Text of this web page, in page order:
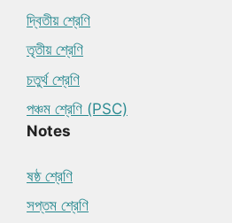
দ্বিতীয় শ্রেণি
তৃতীয় শ্রেণি
চতুর্থ শ্রেণি
পঞ্চম শ্রেণি (PSC)
Notes
ষষ্ঠ শ্রেণি
সপ্তম শ্রেণি